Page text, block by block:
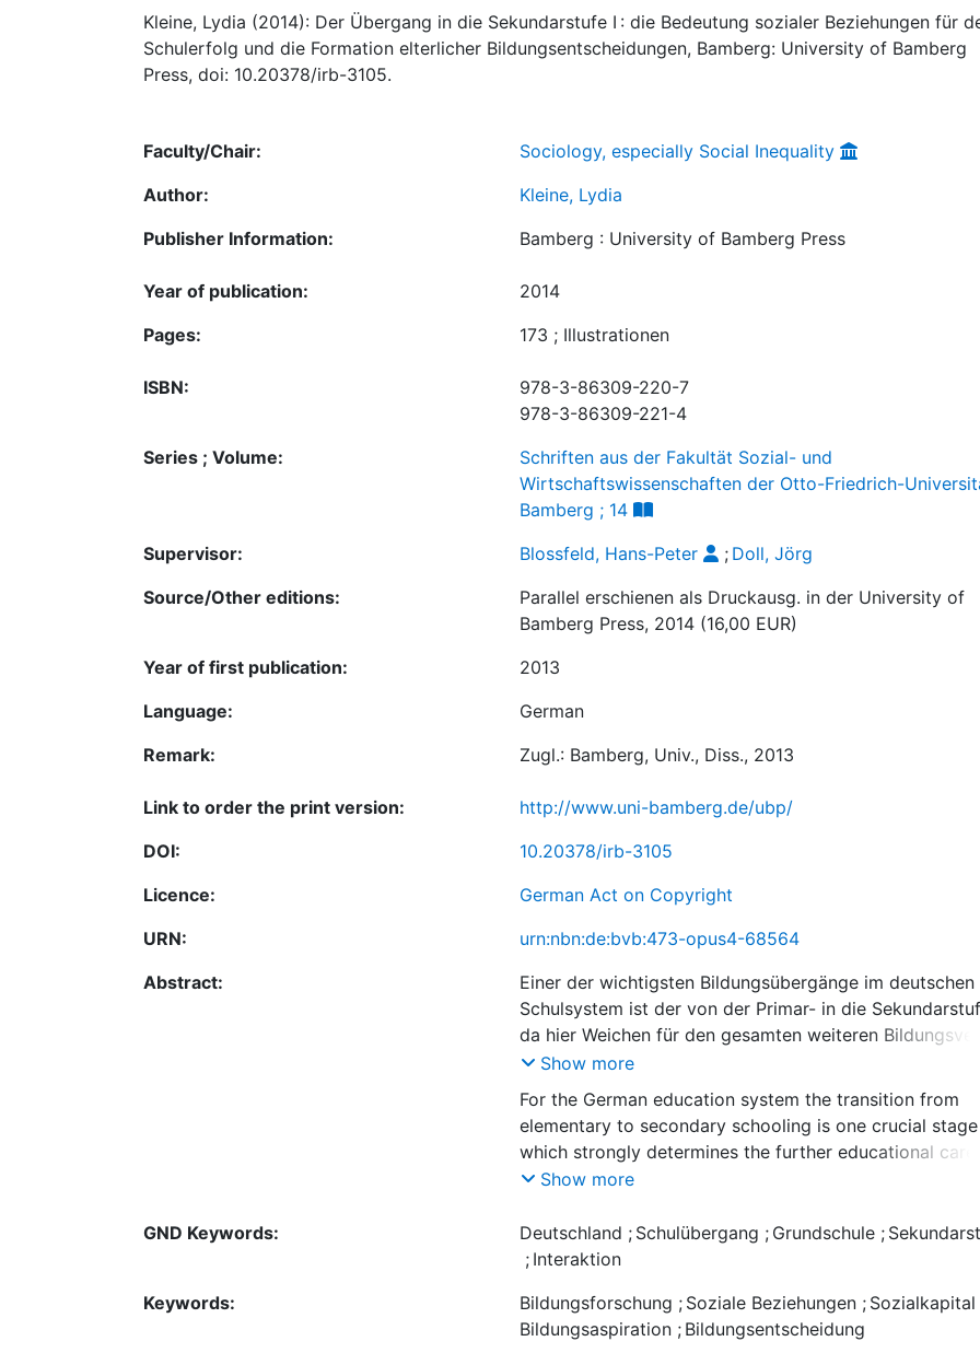
Kleine, Lydia (2014): Der Übergang in die Sekundarstufe I : die Bedeutung sozialer Beziehungen für
Schulerfolg und die Formation elterlicher Bildungsentscheidungen, Bamberg: University of Bamberg
Press, doi: 10.20378/irb-3105.
Faculty/Chair:
Sociology, especially Social Inequality
Author:
Kleine, Lydia
Publisher Information:
Bamberg : University of Bamberg Press
Year of publication:
2014
Pages:
173 ; Illustrationen
ISBN:
978-3-86309-220-7
978-3-86309-221-4
Series ; Volume:
Schriften aus der Fakultät Sozial- und
Wirtschaftswissenschaften der Otto-Friedrich-
Bamberg ; 14
Supervisor:
Blossfeld, Hans-Peter ; Doll, Jörg
Source/Other editions:
Parallel erschienen als Druckausg. in der University of
Bamberg Press, 2014 (16,00 EUR)
Year of first publication:
2013
Language:
German
Remark:
Zugl.: Bamberg, Univ., Diss., 2013
Link to order the print version:
http://www.uni-bamberg.de/ubp/
DOI:
10.20378/irb-3105
Licence:
German Act on Copyright
URN:
urn:nbn:de:bvb:473-opus4-68564
Abstract:
Einer der wichtigsten Bildungsübergänge im deutschen
Schulsystem ist der von der Primar- in die
da hier Weichen für den gesamten weiteren
gestellt werden. Die Dissertation widmet sich diesem
Thema anhand der Fragen nach der Bedeutung sozialer
Beziehungen für den Schulerfolg sowie der Genese der
elterlichen Bildungsentscheidung für eine Schulform
Sekundarstufe I. Die empirischen Analysen basieren auf
Grundschuldaten des zweiten Längsschnittes der BiKS-
sich festhalten, dass die Ergebnisse für die
übertrittsrelevanten Noten, des schulischen
Selbstkonzeptes sowie der Genese der
Bildungsentscheidung insgesamt die Bedeutung
Show more
For the German education system the transition from
elementary to secondary schooling is one crucial stage
which strongly determines the further educational
The dissertation thesis devoted to this issue asks for
the genesis of educational decisions for one school
within secondary school. The empirical analyses
from the research group BiKS 8-14. Summing up the
empirical chapters, the findings indicate the relevance
Show more
GND Keywords: Deutschland ; Schulübergang ; Grundschule ;
; Interaktion
Keywords:
Bildungsforschung ; Soziale Beziehungen ; Sozialkapital
Bildungsaspiration ; Bildungsentscheidung